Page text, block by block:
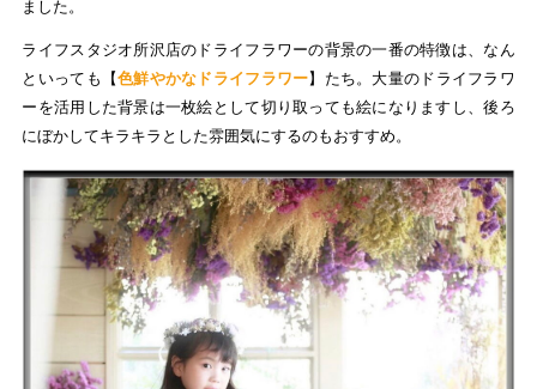
ました。
ライフスタジオ所沢店のドライフラワーの背景の一番の特徴は、なん
といっても【色鮮やかなドライフラワー】たち。大量のドライフラワ
ーを活用した背景は一枚絵として切り取っても絵になりますし、後ろ
にぼかしてキラキラとした雰囲気にするのもおすすめ。